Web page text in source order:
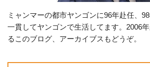
ミャンマーの都市ヤンゴンに96年赴任、98
一貫してヤンゴンで生活してます。2006
るこのブログ、アーカイブスもどうぞ。